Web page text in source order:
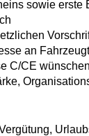
sowie
an
C/CE